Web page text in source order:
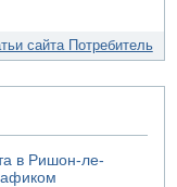
сайта Потребитель
в Ришон-ле-